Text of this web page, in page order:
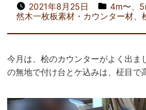
2021年8月25日 4m〜
然木一枚板素材・カウンター材
今月は、桧のカウンターがよく出
の無地で付け台とケ込みは、柾目で